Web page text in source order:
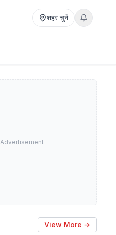
शहर चुनें
Advertisement
View More →